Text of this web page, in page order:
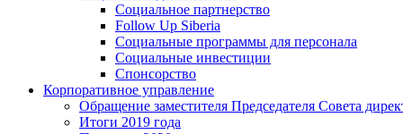
Социальное партнерство
Follow Up Siberia
Социальные программы для персонала
Социальные инвестиции
Спонсорство
Корпоративное управление
Обращение заместителя Председателя Совета
Итоги 2019 года